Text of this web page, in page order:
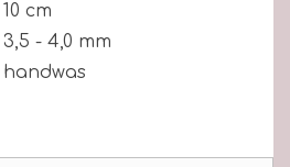
10 cm
3,5 - 4,0 mm
handwas